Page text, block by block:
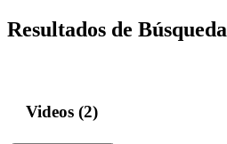
Resultados de Búsqueda
Videos (2)